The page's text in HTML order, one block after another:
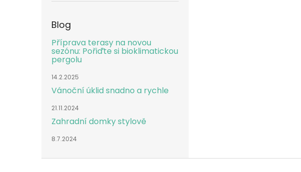
Blog
Příprava terasy na novou
sezónu: Pořiďte si bioklimatickou
pergolu
14.2.2025
Vánoční úklid snadno a rychle
21.11.2024
Zahradní domky stylově
8.7.2024